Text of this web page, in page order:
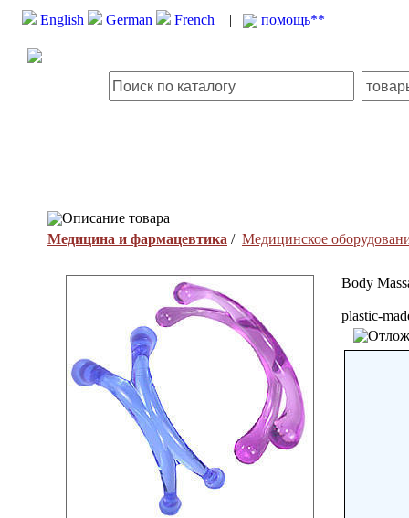
English German French | помощь**
Описание товара
Медицина и фармацевтика / Медицинское
Body
plastic-